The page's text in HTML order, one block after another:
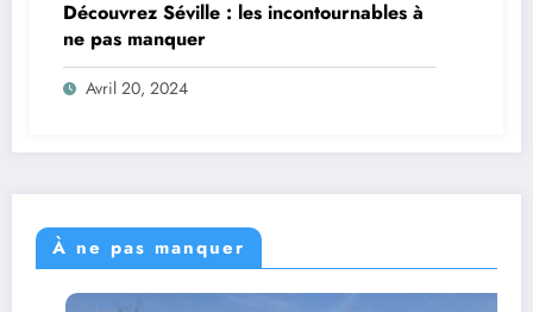
Découvrez Séville : les incontournables à
ne pas manquer
Avril 20, 2024
À ne pas manquer